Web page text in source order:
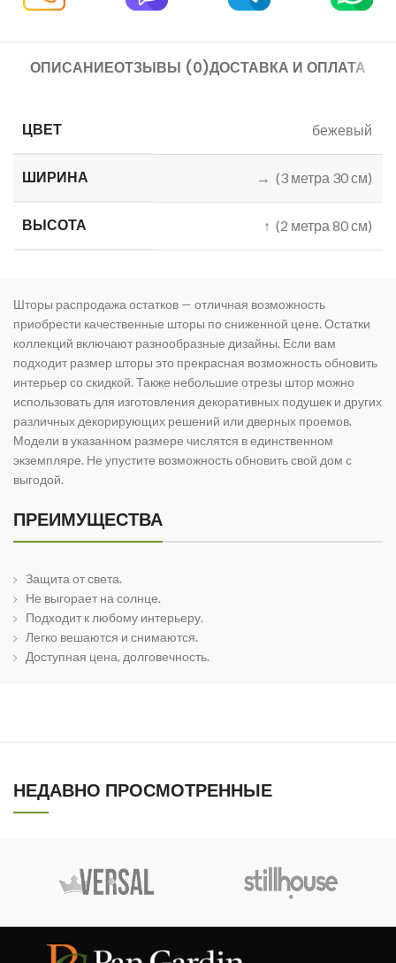
ОПИСАНИЕОТЗЫВЫ (0)ДОСТАВКА И ОПЛАТА
ЦВЕТ бежевый
ШИРИНА → (3 метра 30 см)
ВЫСОТА ↑ (2 метра 80 см)
Шторы распродажа остатков — отличная возможность
приобрести качественные шторы по сниженной цене. Остатки
коллекций включают разнообразные дизайны. Если вам
подходит размер шторы это прекрасная возможность обновить
интерьер со скидкой. Также небольшие отрезы штор можно
использовать для изготовления декоративных подушек и других
различных декорирующих решений или дверных проемов.
Модели в указанном размере числятся в единственном
экземпляре. Не упустите возможность обновить свой дом с
выгодой.
ПРЕИМУЩЕСТВА
Защита от света.
Не выгорает на солнце.
Подходит к любому интерьеру.
Легко вешаются и снимаются.
Доступная цена, долговечность.
НЕДАВНО ПРОСМОТРЕННЫЕ